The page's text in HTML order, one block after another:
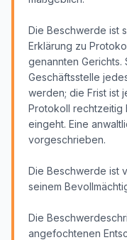
Die Beschwerde ist
Erklärung zu
genannten
Geschäftsstelle
werden; die Frist ist
Protokoll rechtzeitig
eingeht. Eine
vorgeschrieben.
Die Beschwerde ist
seinem
Die
angefochtenen